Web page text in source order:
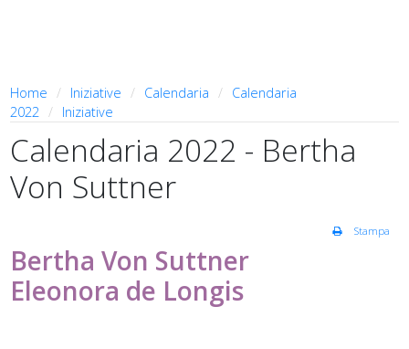
Home Iniziative Calendaria
Calendaria
2022
Iniziative
Calendaria 2022 - Bertha
Von Suttner
Stampa
Bertha Von Suttner
Eleonora de Longis